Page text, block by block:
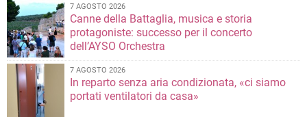
7 AGOSTO 2026
Canne della Battaglia, musica e storia
protagoniste: successo per il concerto
dell’AYSO Orchestra
7 AGOSTO 2026
In reparto senza aria condizionata, «ci siamo
portati ventilatori da casa»